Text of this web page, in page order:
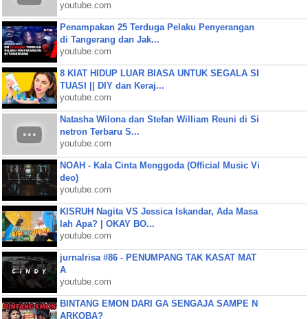
youtube.com
Penampakan 25 Terduga Pelaku Penyerangan
di Tangerang dan Jak...
youtube.com
8 KIAT HIDUP LUAR BIASA UNTUK SEGALA SI
TUASI || DIY dan Keraj...
youtube.com
Natasha Wilona dan Stefan William Reuni di Si
netron Terbaru S...
youtube.com
NOAH - Kala Cinta Menggoda (Official Music Vi
deo)
youtube.com
KISRUH Nagita VS Jessica Iskandar, Ada Masa
lah Apa? | OKAY BO...
youtube.com
jurnalrisa #86 - PENUMPANG TAK KASAT MAT
A
youtube.com
BINTANG EMON DARI GA SENGAJA SAMPE N
ARKOBA?